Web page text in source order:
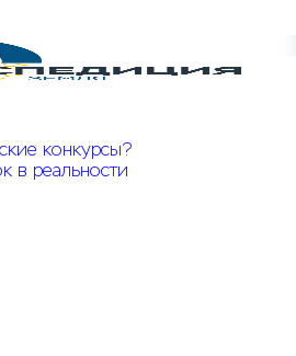
КОЗ № 6 Системы конкурсов
конкурсы?
в реальности